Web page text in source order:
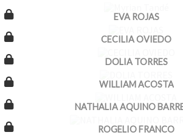
EVA ROJAS
CECILIA OVIEDO
DOLIA TORRES
WILLIAM ACOSTA
NATHALIA AQUINO
ROGELIO FRANCO